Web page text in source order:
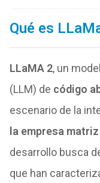
Qué es
LLaMA 2, un
(LLM) de código
escenario de la
la empresa
desarrollo busca
que han